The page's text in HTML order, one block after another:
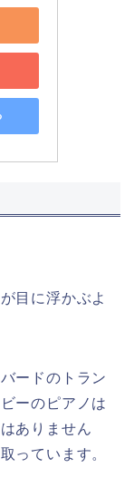
目に浮かぶよ
ードのトラン
ーのピアノは
ありません
っています。